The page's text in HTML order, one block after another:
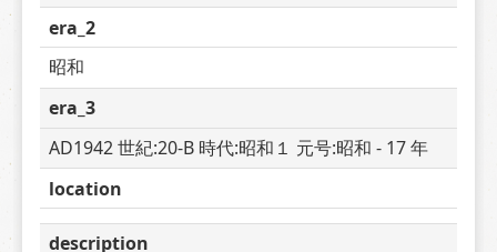
era_2
昭和
era_3
AD1942 世紀:20-B 時代:昭和１ 元号:昭和 - 17 年
location
description